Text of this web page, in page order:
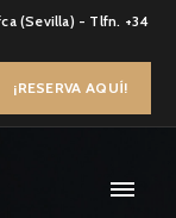
(Sevilla) - Tlfn. +34
¡RESERVA AQUÍ!